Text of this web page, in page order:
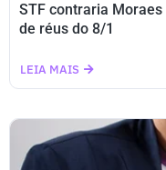
STF contraria
de réus do 8/1
LEIA MAIS